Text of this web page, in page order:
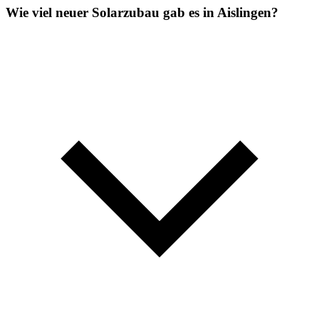
Wie viel neuer Solarzubau gab es in Aislingen?